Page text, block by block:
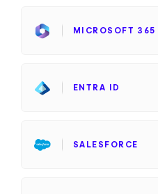
MICROSOFT 365
ENTRA ID
SALESFORCE